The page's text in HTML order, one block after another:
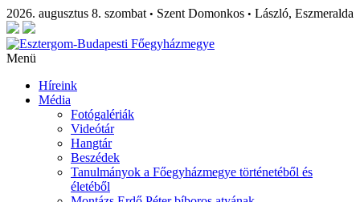
2026. augusztus 8. szombat • Szent Domonkos • László, Eszmeralda
Menü
Híreink
Média
Fotógalériák
Videótár
Hangtár
Beszédek
Tanulmányok a Főegyházmegye történetéből és
életéből